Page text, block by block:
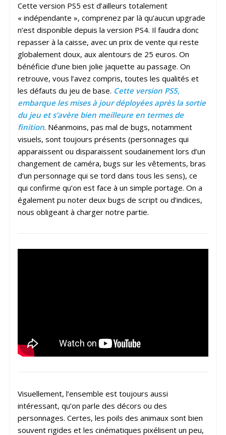
Cette version PS5 est d’ailleurs totalement
« indépendante », comprenez par là qu’aucun upgrade
n’est disponible depuis la version PS4. Il faudra donc
repasser à la caisse, avec un prix de vente qui reste
globalement doux, aux alentours de 25 euros. On
bénéficie d’une bien jolie jaquette au passage. On
retrouve, vous l’avez compris, toutes les qualités et
les défauts du jeu de base. Cette version PS5,
embarque les mises à jour déployées après la sortie
du jeu et s’avère bien meilleure en termes de
finition. Néanmoins, pas mal de bugs, notamment
visuels, sont toujours présents (personnages qui
apparaissent ou disparaissent soudainement lors d’un
changement de caméra, bugs sur les vêtements, bras
d’un personnage qui se tord dans tous les sens), ce
qui confirme qu’on est face à un simple portage. On a
également pu noter deux bugs de script ou d’indices,
nous obligeant à charger notre partie.
Visuellement, l’ensemble est toujours aussi
intéressant, qu’on parle des décors ou des
personnages. Certes, les poils des animaux sont bien
souvent rigides et les cinématiques pixélisent un peu,